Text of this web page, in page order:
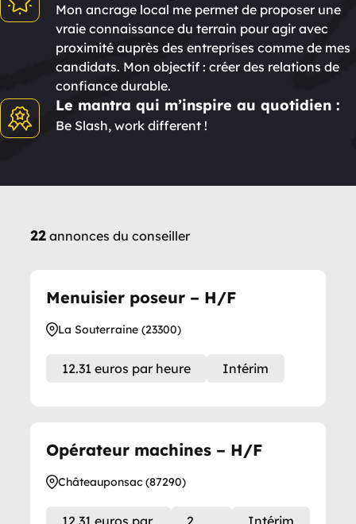
Mon ancrage local me permet de proposer une
vraie connaissance du terrain pour agir avec
proximité auprès des entreprises comme de mes
candidats. Mon objectif : créer des relations de
confiance durable.
Le mantra qui m’inspire au quotidien :
Be Slash, work different !
22 annonces du conseiller
Menuisier poseur – H/F
La Souterraine (23300)
12.31 euros par heure Intérim
Opérateur machines – H/F
Châteauponsac (87290)
12.31 euros par 2 Intérim